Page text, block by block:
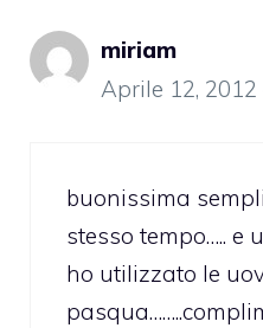
miriam
Aprile 12,
buonissima
stesso tempo….. e
ho utilizzato le